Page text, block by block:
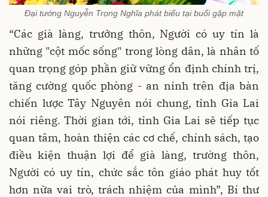
Đại tướng Nguyễn Trọng Nghĩa phát biểu tại buổi gặp mặt
“Các già làng, trưởng thôn, Người có uy tín là
những "cột mốc sống" trong lòng dân, là nhân tố
quan trọng góp phần giữ vững ổn định chính trị,
tăng cường quốc phòng - an ninh trên địa bàn
chiến lược Tây Nguyên nói chung, tỉnh Gia Lai
nói riêng. Thời gian tới, tỉnh Gia Lai sẽ tiếp tục
quan tâm, hoàn thiện các cơ chế, chính sách, tạo
điều kiện thuận lợi để già làng, trường thôn,
Người có uy tín, chức sắc tôn giáo phát huy tốt
hơn nữa vai trò, trách nhiệm của mình”, Bí thư